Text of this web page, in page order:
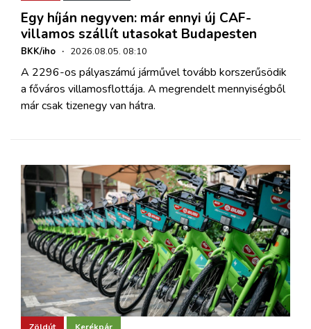
Egy híján negyven: már ennyi új CAF-
villamos szállít utasokat Budapesten
BKK/iho · 2026.08.05. 08:10
A 2296-os pályaszámú járművel tovább korszerűsödik
a főváros villamosflottája. A megrendelt mennyiségből
már csak tizenegy van hátra.
Zöldút Kerékpár